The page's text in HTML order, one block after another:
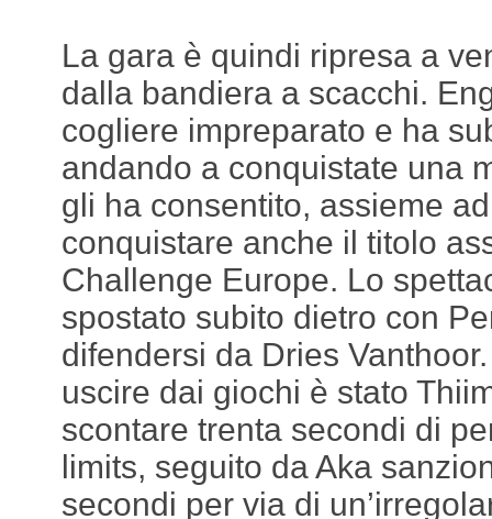
La gara è quindi ripresa a
dalla bandiera a scacchi.
cogliere impreparato e ha
andando a conquistate una
gli ha consentito, assieme
conquistare anche il titolo
Challenge Europe. Lo
spostato subito dietro con
difendersi da Dries
uscire dai giochi è stato
scontare trenta secondi di
limits, seguito da Aka
secondi per via di